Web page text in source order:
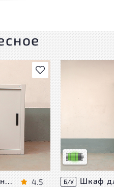
В избранное
4.5
У товара
следы
удобство его
Низкая
Б/У